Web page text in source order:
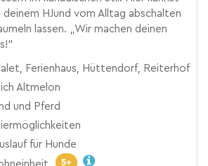
HJund vom Alltag abschalten
lassen. „Wir machen deinen
Ferienhaus, Hüttendorf, Reiterhof
Altmelon
und Pferd
für Hunde
5+